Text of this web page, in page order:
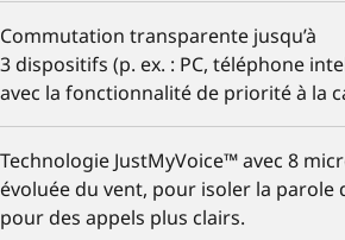
Commutation transparente jusqu’à
3 dispositifs (p. ex. : PC, téléphone
avec la fonctionnalité de priorité à la
Technologie JustMyVoice™ avec 8
évoluée du vent, pour isoler la
pour des appels plus clairs.